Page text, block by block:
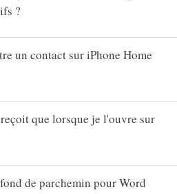
?
un contact sur iPhone Home
que lorsque je l'ouvre sur
de parchemin pour Word